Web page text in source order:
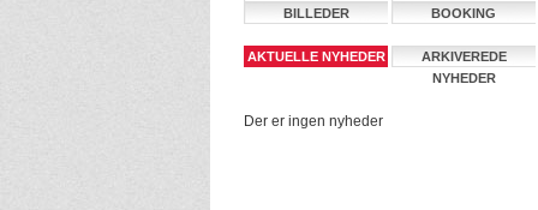
BILLEDER
BOOKING
AKTUELLE NYHEDER
ARKIVEREDE
NYHEDER
Der er ingen nyheder